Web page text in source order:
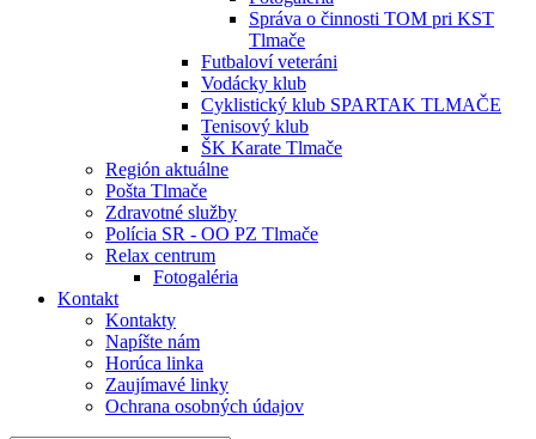
Správa o činnosti TOM pri KST
Tlmače
Futbaloví veteráni
Vodácky klub
Cyklistický klub SPARTAK TLMAČE
Tenisový klub
ŠK Karate Tlmače
Región aktuálne
Pošta Tlmače
Zdravotné služby
Polícia SR - OO PZ Tlmače
Relax centrum
Fotogaléria
Kontakt
Kontakty
Napíšte nám
Horúca linka
Zaujímavé linky
Ochrana osobných údajov